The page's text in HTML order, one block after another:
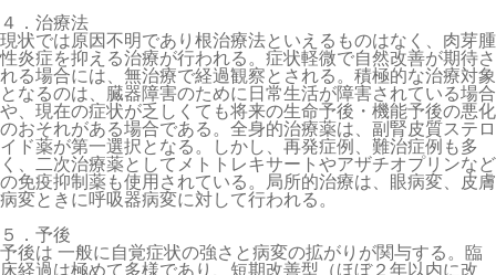
４．治療法
現状では原因不明であり根治療法といえるものはなく、肉芽腫
性炎症を抑える治療が行われる。症状軽微で自然改善が期待さ
れる場合には、無治療で経過観察とされる。積極的な治療対象
となるのは、臓器障害のために日常生活が障害されている場合
や、現在の症状が乏しくても将来の生命予後・機能予後の悪化
のおそれがある場合である。全身的治療薬は、副腎皮質ステロ
イド薬が第一選択となる。しかし、再発症例、難治症例も多
く、二次治療薬としてメトトレキサートやアザチオプリンなど
の免疫抑制薬も使用されている。局所的治療は、眼病変、皮膚
病変ときに呼吸器病変に対して行われる。
５．予後
予後は 一般に自覚症状の強さと病変の拡がりが関与する。臨
床経過は極めて多様であり、短期改善型（ほぼ２年以内に改